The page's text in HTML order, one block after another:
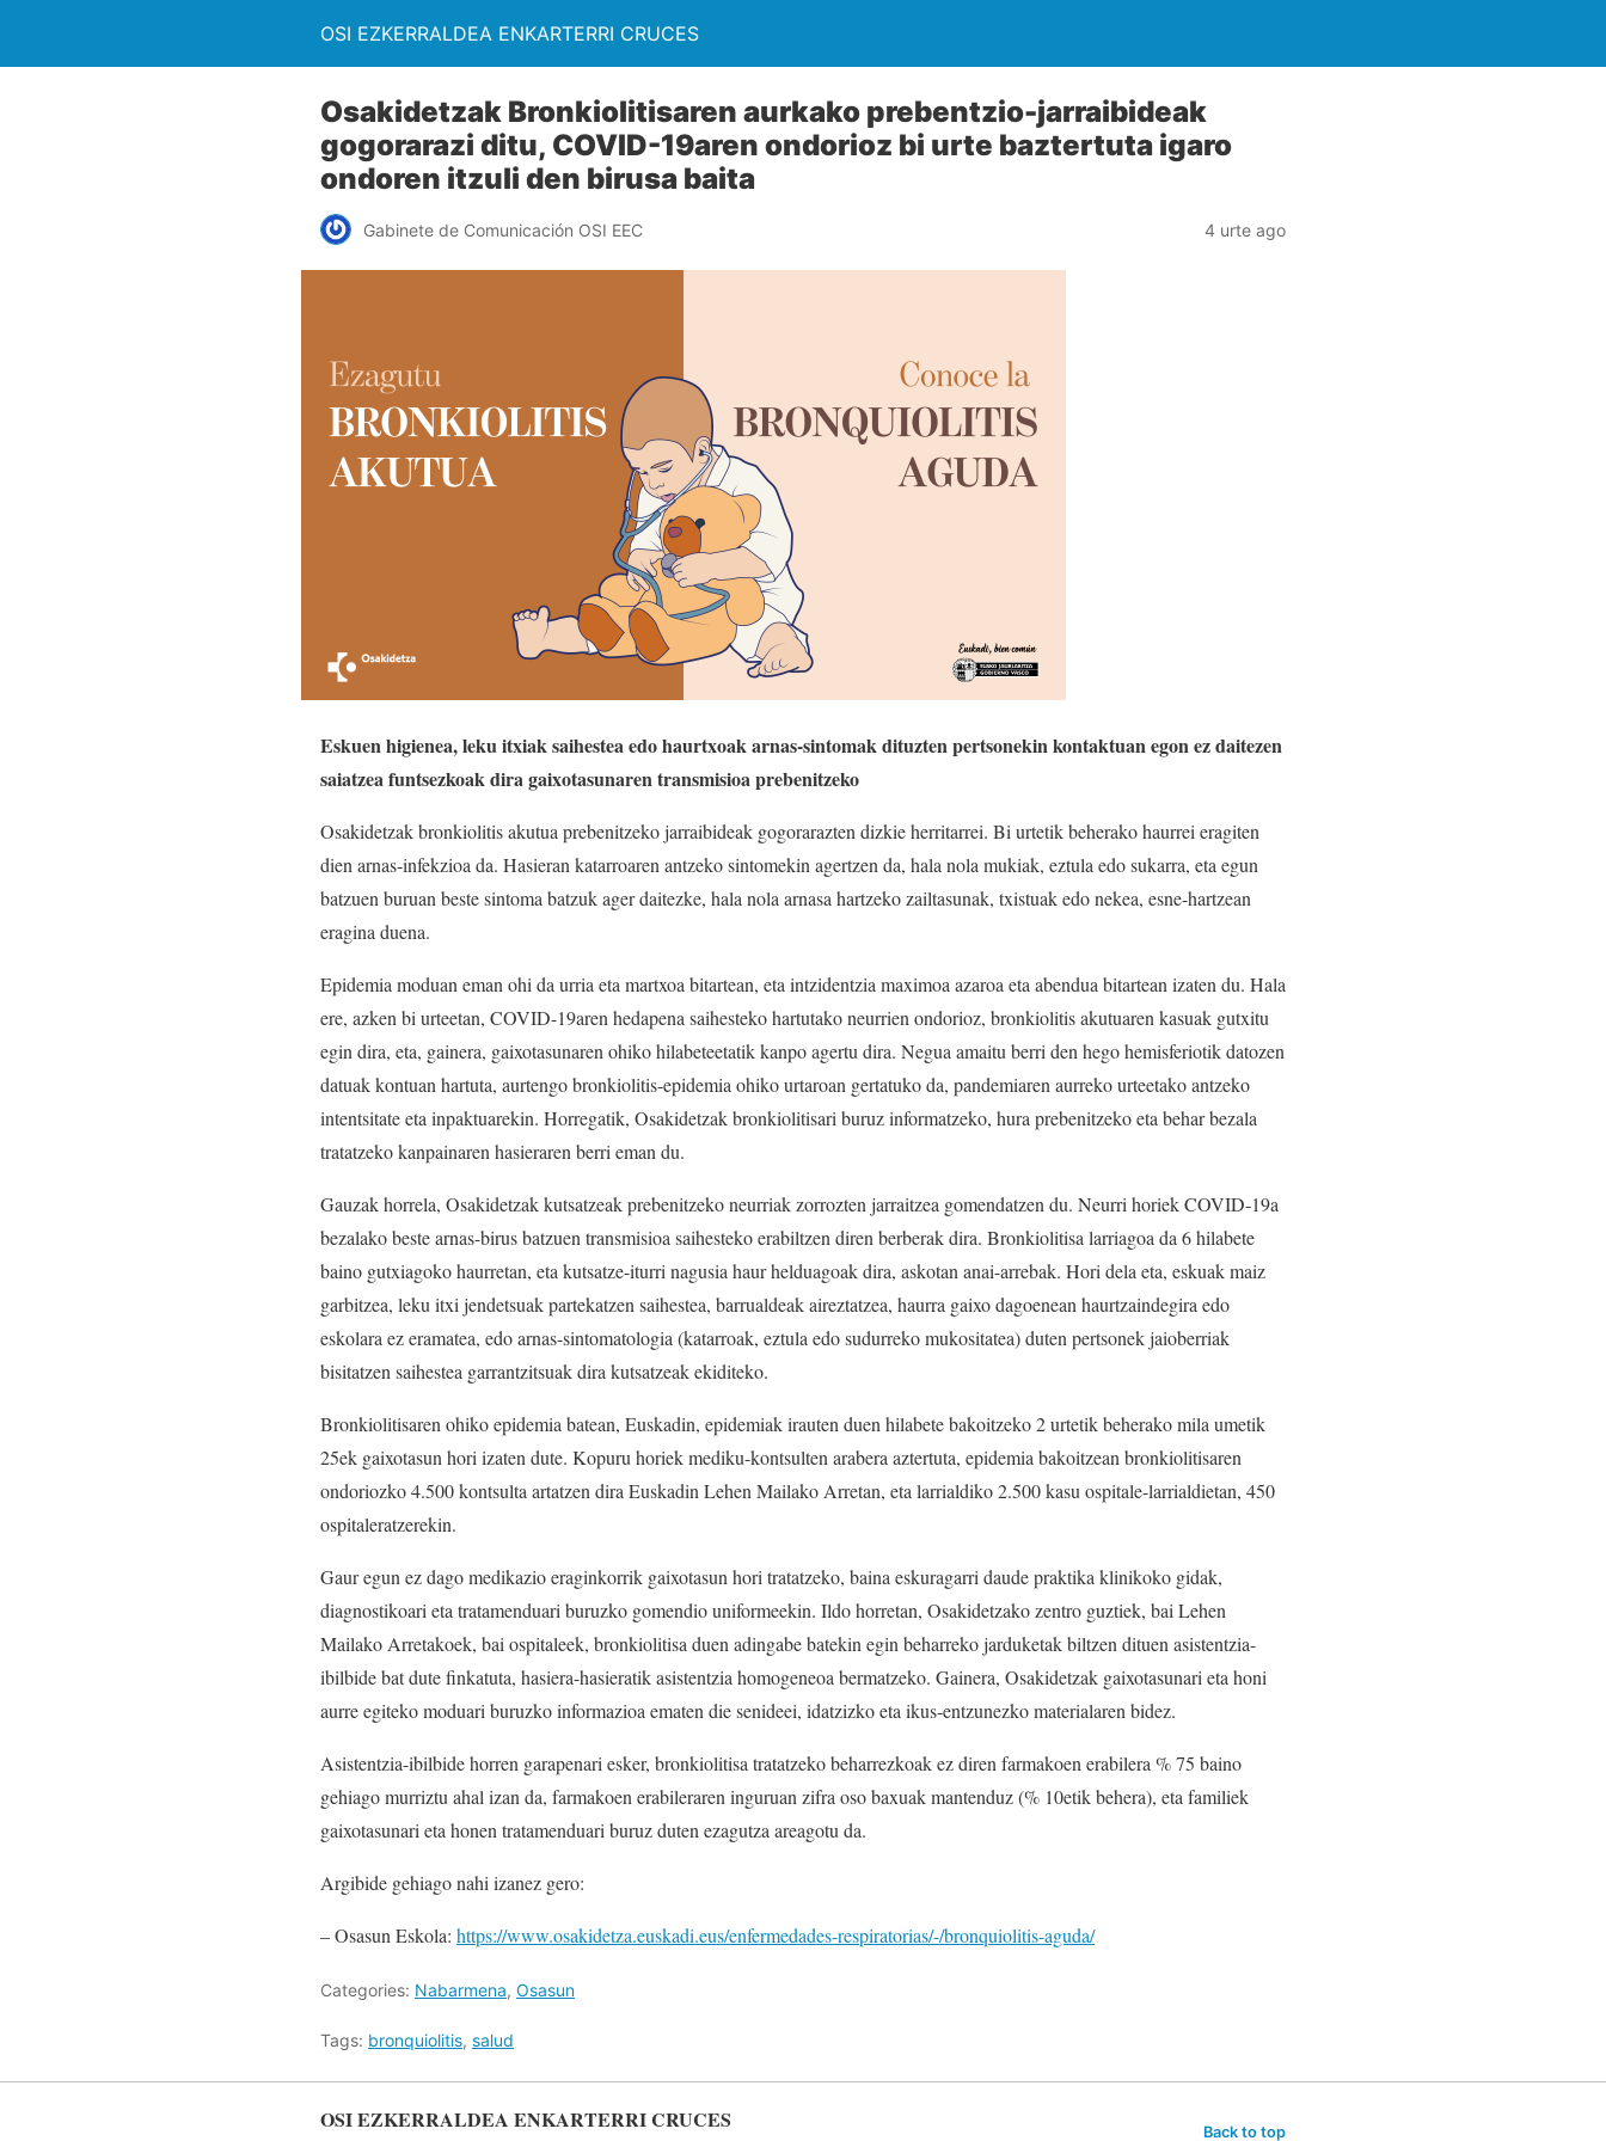
OSI EZKERRALDEA ENKARTERRI CRUCES
Osakidetzak Bronkiolitisaren aurkako prebentzio-jarraibideak
gogorarazi ditu, COVID-19aren ondorioz bi urte baztertuta igaro
ondoren itzuli den birusa baita
Gabinete de Comunicación OSI EEC 4 urte ago
Eskuen higienea, leku itxiak saihestea edo haurtxoak arnas-sintomak dituzten pertsonekin kontaktuan egon ez daitezen
saiatzea funtsezkoak dira gaixotasunaren transmisioa prebenitzeko
Osakidetzak bronkiolitis akutua prebenitzeko jarraibideak gogorarazten dizkie herritarrei. Bi urtetik beherako haurrei eragiten
dien arnas-infekzioa da. Hasieran katarroaren antzeko sintomekin agertzen da, hala nola mukiak, eztula edo sukarra, eta egun
batzuen buruan beste sintoma batzuk ager daitezke, hala nola arnasa hartzeko zailtasunak, txistuak edo nekea, esne-hartzean
eragina duena.
Epidemia moduan eman ohi da urria eta martxoa bitartean, eta intzidentzia maximoa azaroa eta abendua bitartean izaten du. Hala
ere, azken bi urteetan, COVID-19aren hedapena saihesteko hartutako neurrien ondorioz, bronkiolitis akutuaren kasuak gutxitu
egin dira, eta, gainera, gaixotasunaren ohiko hilabeteetatik kanpo agertu dira. Negua amaitu berri den hego hemisferiotik datozen
datuak kontuan hartuta, aurtengo bronkiolitis-epidemia ohiko urtaroan gertatuko da, pandemiaren aurreko urteetako antzeko
intentsitate eta inpaktuarekin. Horregatik, Osakidetzak bronkiolitisari buruz informatzeko, hura prebenitzeko eta behar bezala
tratatzeko kanpainaren hasieraren berri eman du.
Gauzak horrela, Osakidetzak kutsatzeak prebenitzeko neurriak zorrozten jarraitzea gomendatzen du. Neurri horiek COVID-19a
bezalako beste arnas-birus batzuen transmisioa saihesteko erabiltzen diren berberak dira. Bronkiolitisa larriagoa da 6 hilabete
baino gutxiagoko haurretan, eta kutsatze-iturri nagusia haur helduagoak dira, askotan anai-arrebak. Hori dela eta, eskuak maiz
garbitzea, leku itxi jendetsuak partekatzen saihestea, barrualdeak aireztatzea, haurra gaixo dagoenean haurtzaindegira edo
eskolara ez eramatea, edo arnas-sintomatologia (katarroak, eztula edo sudurreko mukositatea) duten pertsonek jaioberriak
bisitatzen saihestea garrantzitsuak dira kutsatzeak ekiditeko.
Bronkiolitisaren ohiko epidemia batean, Euskadin, epidemiak irauten duen hilabete bakoitzeko 2 urtetik beherako mila umetik
25ek gaixotasun hori izaten dute. Kopuru horiek mediku-kontsulten arabera aztertuta, epidemia bakoitzean bronkiolitisaren
ondoriozko 4.500 kontsulta artatzen dira Euskadin Lehen Mailako Arretan, eta larrialdiko 2.500 kasu ospitale-larrialdietan, 450
ospitaleratzerekin.
Gaur egun ez dago medikazio eraginkorrik gaixotasun hori tratatzeko, baina eskuragarri daude praktika klinikoko gidak,
diagnostikoari eta tratamenduari buruzko gomendio uniformeekin. Ildo horretan, Osakidetzako zentro guztiek, bai Lehen
Mailako Arretakoek, bai ospitaleek, bronkiolitisa duen adingabe batekin egin beharreko jarduketak biltzen dituen asistentzia-
ibilbide bat dute finkatuta, hasiera-hasieratik asistentzia homogeneoa bermatzeko. Gainera, Osakidetzak gaixotasunari eta honi
aurre egiteko moduari buruzko informazioa ematen die senideei, idatzizko eta ikus-entzunezko materialaren bidez.
Asistentzia-ibilbide horren garapenari esker, bronkiolitisa tratatzeko beharrezkoak ez diren farmakoen erabilera % 75 baino
gehiago murriztu ahal izan da, farmakoen erabileraren inguruan zifra oso baxuak mantenduz (% 10etik behera), eta familiek
gaixotasunari eta honen tratamenduari buruz duten ezagutza areagotu da.
Argibide gehiago nahi izanez gero:
– Osasun Eskola: https://www.osakidetza.euskadi.eus/enfermedades-respiratorias/-/bronquiolitis-aguda/
Categories: Nabarmena, Osasun
Tags: bronquiolitis, salud
OSI EZKERRALDEA ENKARTERRI CRUCES Back to top